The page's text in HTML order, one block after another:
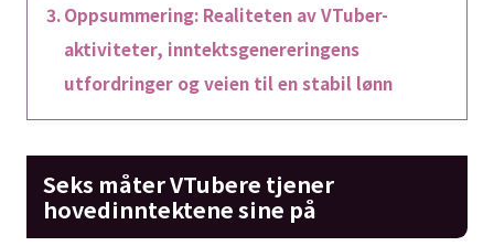
Oppsummering: Realiteten av VTuber-
aktiviteter, inntektsgenereringens
utfordringer og veien til en stabil lønn
Seks måter VTubere tjener
hovedinntektene sine på